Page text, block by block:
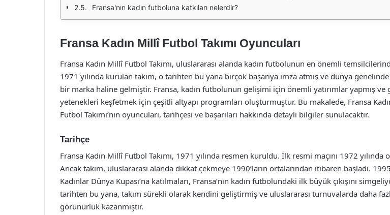
Fransa'nın kadın futboluna katkıları nelerdir?
Fransa Kadın Millî Futbol Takımı Oyuncuları
Fransa Kadın Millî Futbol Takımı, uluslararası alanda kadın futbolunun en önemli
1971 yılında kurulan takım, o tarihten bu yana birçok başarıya imza atmış ve dünya genelinde
bir marka haline gelmiştir. Fransa, kadın futbolunun gelişimi için önemli yatırımlar yapmış ve
yetenekleri keşfetmek için çeşitli altyapı programları oluşturmuştur. Bu makalede, Fransa
Futbol Takımı’nın oyuncuları, tarihçesi ve başarıları hakkında detaylı bilgiler sunulacaktır.
Tarihçe
Fransa Kadın Millî Futbol Takımı, 1971 yılında resmen kuruldu. İlk resmi maçını 1972 yılında
Ancak takım, uluslararası alanda dikkat çekmeye 1990’ların ortalarından itibaren başladı.
Kadınlar Dünya Kupası’na katılmaları, Fransa’nın kadın futbolundaki ilk büyük çıkışını
tarihten bu yana, takım sürekli olarak kendini geliştirmiş ve uluslararası turnuvalarda daha
görünürlük kazanmıştır.